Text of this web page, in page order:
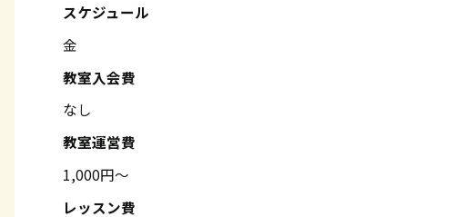
スケジュール
金
教室入会費
なし
教室運営費
1,000円～
レッスン費